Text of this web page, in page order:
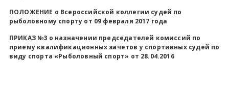
ПОЛОЖЕНИЕ о Всероссийской коллегии судей по
рыболовному спорту от 09 февраля 2017 года
ПРИКАЗ №3 о назначении председателей комиссий по
приему квалификационных зачетов у спортивных судей по
виду спорта «Рыболовный спорт» от 28.04.2016